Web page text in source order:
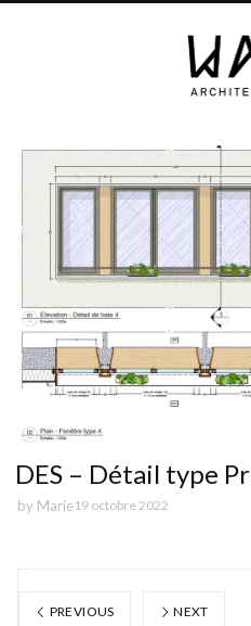
DES – Détail type
by Marie19 octobre 2022
PREVIOUS NEXT